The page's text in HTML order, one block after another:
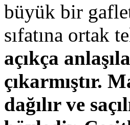
büyük bir gaflet
sıfatına ortak
açıkça
çıkarmıştır.
dağılır ve